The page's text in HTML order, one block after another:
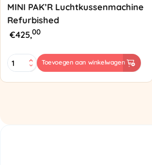
MINI PAK’R Luchtkussenmachine
Refurbished
€425,00
MINI
PAK'R
Toevoegen aan winkelwagen